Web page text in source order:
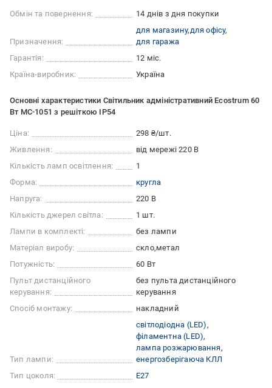
Обмін та повернення: 14 днів з дня покупки
Призначення:
для магазину для офісу
для гаража
Гарантія:
12 міс.
Країна-виробник:
Україна
Основні характеристики Світильник адміністративний Ecostrum 60
Вт МС-1051 з решіткою IP54
Ціна:
298 ₴/шт.
Живлення:
від мережі 220 В
Кількість ламп освітлення:
1
Форма:
кругла
Напруга:
220 В
Кількість джерел світла:
1 шт.
Лампи в комплекті:
без лампи
Матеріал виробу:
скло метал
Потужність:
60 Вт
Пульт дистанційного
керування:
без пульта дистанційного
керування
Спосіб монтажу:
накладний
Тип лампи:
світлодіодна (LED)
філаментна (LED)
лампа розжарювання
енергозберігаюча КЛЛ
Тип цоколя:
E27